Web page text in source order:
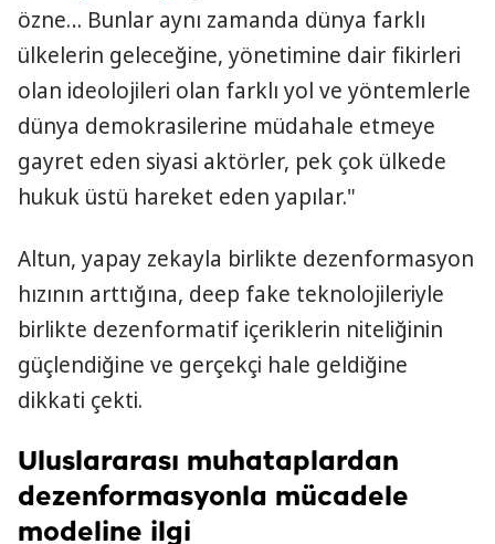
özne… Bunlar aynı zamanda dünya farklı
ülkelerin geleceğine, yönetimine dair fikirleri
olan ideolojileri olan farklı yol ve yöntemlerle
dünya demokrasilerine müdahale etmeye
gayret eden siyasi aktörler, pek çok ülkede
hukuk üstü hareket eden yapılar."
Altun, yapay zekayla birlikte dezenformasyon
hızının arttığına, deep fake teknolojileriyle
birlikte dezenformatif içeriklerin niteliğinin
güçlendiğine ve gerçekçi hale geldiğine
dikkati çekti.
Uluslararası muhataplardan
dezenformasyonla mücadele
modeline ilgi